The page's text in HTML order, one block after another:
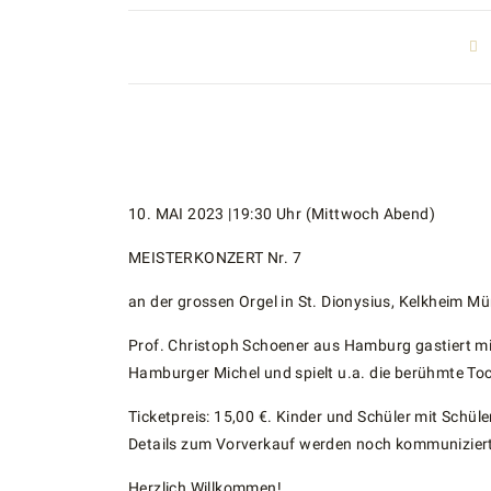
10. MAI 2023 |19:30 Uhr (Mittwoch Abend)
MEISTERKONZERT Nr. 7
an der grossen Orgel in St. Dionysius, Kelkheim
Prof. Christoph Schoener aus Hamburg gastiert
Hamburger Michel und spielt u.a. die berühmte
Ticketpreis: 15,00 €. Kinder und Schüler mit
Details zum Vorverkauf werden noch